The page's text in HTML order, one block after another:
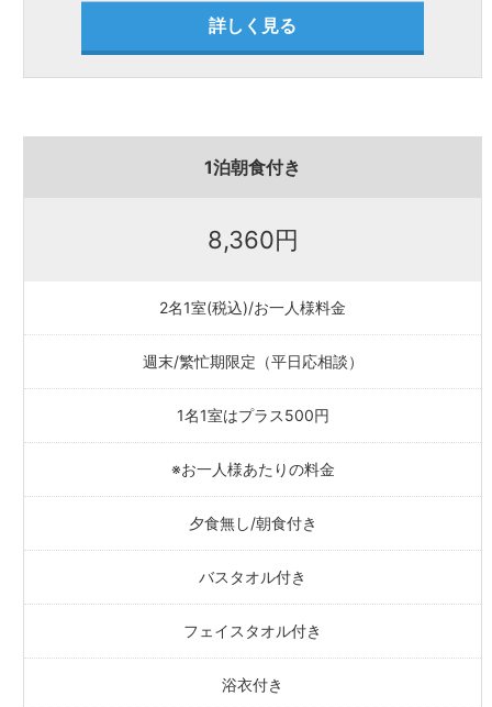
詳しく見る
1泊朝食付き
8,360円
2名1室(税込)/お一人様料金
週末/繁忙期限定（平日応相談）
1名1室はプラス500円
※お一人様あたりの料金
夕食無し/朝食付き
バスタオル付き
フェイスタオル付き
浴衣付き